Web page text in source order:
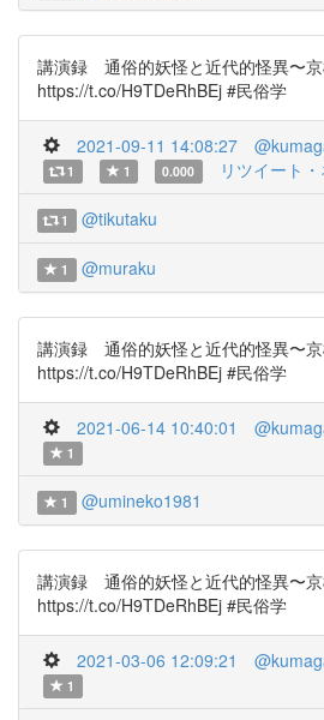
講演録 通俗的妖怪と近代的怪異〜
https://t.co/H9TDeRhBEj #民俗学
2021-09-11 14:08:27
1 1 0.000 リツイート
1 @tikutaku
1 @muraku
講演録 通俗的妖怪と近代的怪異〜
https://t.co/H9TDeRhBEj #民俗学
2021-06-14 10:40:01
1
1 @umineko1981
講演録 通俗的妖怪と近代的怪異〜
https://t.co/H9TDeRhBEj #民俗学
2021-03-06 12:09:21
1